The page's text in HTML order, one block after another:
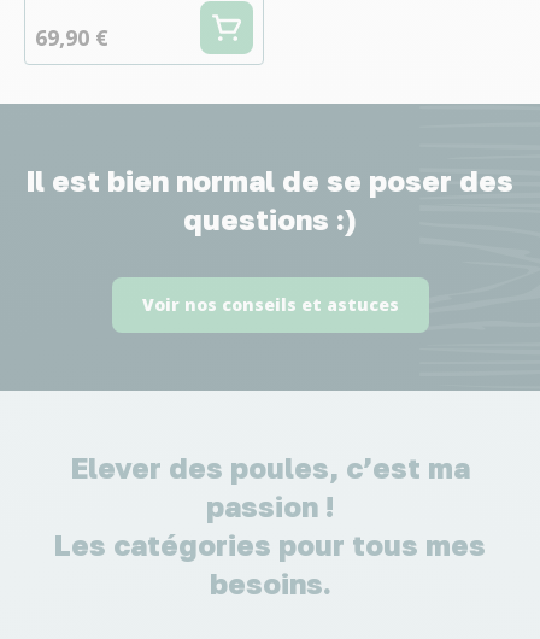
69,90 €
Il est bien normal de se poser des
questions :)
Voir nos conseils et astuces
Elever des poules, c’est ma
passion !
Les catégories pour tous mes
besoins.